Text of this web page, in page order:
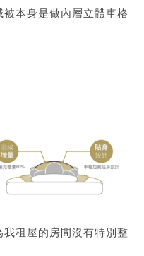
本身是做內層立體車格
租屋的房間沒有特別整